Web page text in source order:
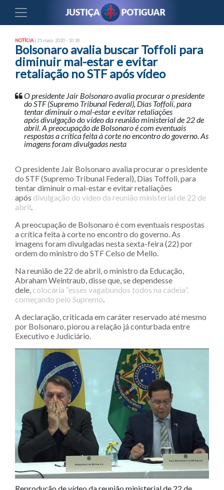
NOTÍCIA | 25 maio, 2020 - 10:18
Bolsonaro avalia buscar Toffoli para
diminuir mal-estar e evitar
retaliação no STF após vídeo
O presidente Jair Bolsonaro avalia procurar o presidente
do STF (Supremo Tribunal Federal), Dias Toffoli, para
tentar diminuir o mal-estar e evitar retaliações
após divulgação do vídeo da reunião ministerial de 22 de
abril. A preocupação de Bolsonaro é com eventuais
respostas a crítica feita à corte no encontro do governo. As
imagens foram divulgadas nesta
O presidente Jair Bolsonaro avalia procurar o presidente
do STF (Supremo Tribunal Federal), Dias Toffoli, para
tentar diminuir o mal-estar e evitar retaliações
após divulgação do vídeo da reunião ministerial de 22 de
abril.
A preocupação de Bolsonaro é com eventuais respostas
a crítica feita à corte no encontro do governo. As
imagens foram divulgadas nesta sexta-feira (22) por
ordem do ministro do STF Celso de Mello.
Na reunião de 22 de abril, o ministro da Educação,
Abraham Weintraub, disse que, se dependesse
dele, colocaria “esses vagabundos todos na cadeia”,
começando pelo Supremo.
A declaração, criticada em caráter reservado até mesmo
por Bolsonaro, piorou a relação já conturbada entre
Executivo e Judiciário.
Reprodução de vídeo da reunião ministerial de 22 de